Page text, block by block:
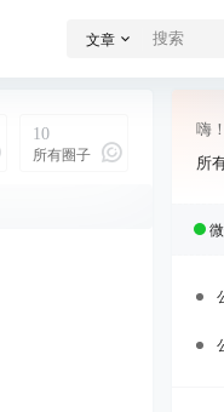
文章
10
所有圈子
嗨
所